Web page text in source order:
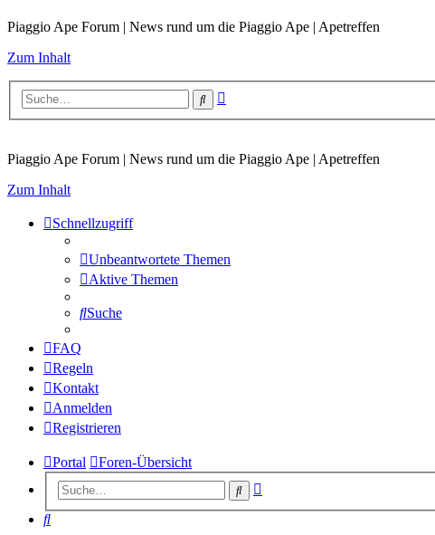
Piaggio Ape Forum | News rund um die Piaggio Ape | Apetreffen
Zum Inhalt
Suche
Piaggio Ape Forum | News rund um die Piaggio Ape | Apetreffen
Zum Inhalt
Schnellzugriff
Unbeantwortete Themen
Aktive Themen
Suche
FAQ
Regeln
Kontakt
Anmelden
Registrieren
Portal Foren-Übersicht
Suche
Suche